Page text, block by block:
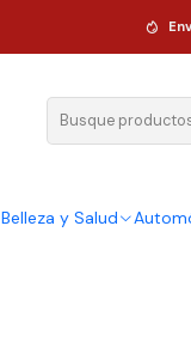
Belleza y Salud
Alargador